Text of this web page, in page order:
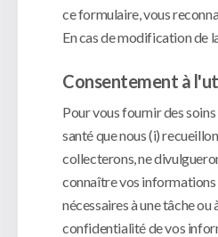
ce formulaire, vous
En cas de modification de
Consentement à
Pour vous fournir des
santé que nous (i)
collecterons, ne
connaître vos informations
nécessaires à une tâche
confidentialité de vos